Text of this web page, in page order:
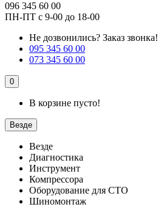
096 345 60 00
ПН-ПТ с 9-00 до 18-00
Не дозвонились? Заказ звонка!
095 345 60 00
073 345 60 00
0
В корзине пусто!
Везде
Везде
Диагностика
Инструмент
Компрессора
Оборудование для СТО
Шиномонтаж